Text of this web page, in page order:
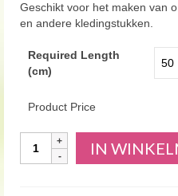
Geschikt voor het maken van
en andere kledingstukken.
Required Length
(cm)
Product Price
IN